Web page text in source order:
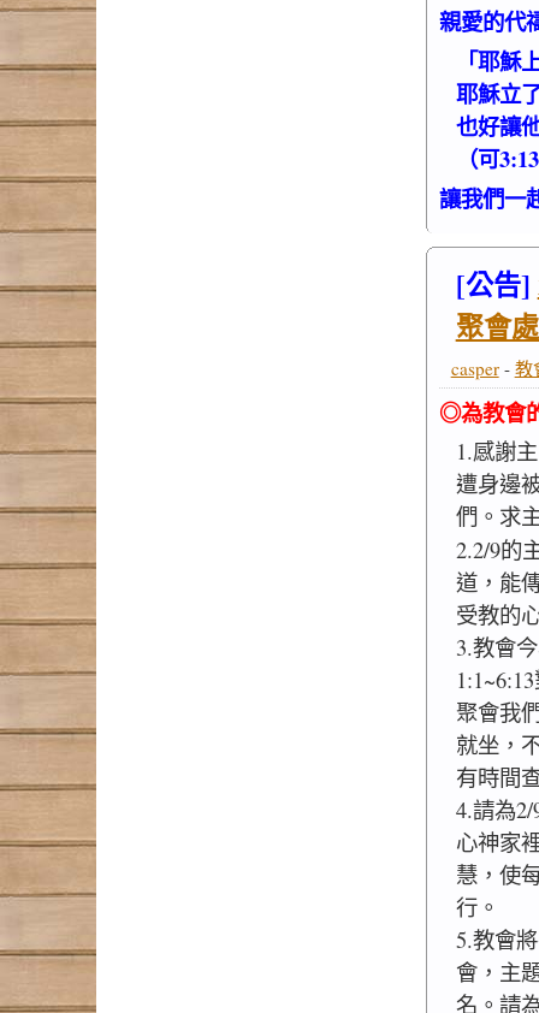
親愛的代
「耶
耶穌立
也好讓
（可
讓我們一
[公告]
聚會
casper- 教
◎為教會
1.感謝
遭身邊
們。求
2.2/9的
道，能
受教的
3.教會
聚會我
就坐，
有時間
4.請為
心神家
慧，使
行。
5.教會
會，主
名。請